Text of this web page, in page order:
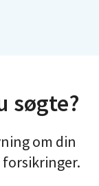
søgte?
om din
forsikringer.